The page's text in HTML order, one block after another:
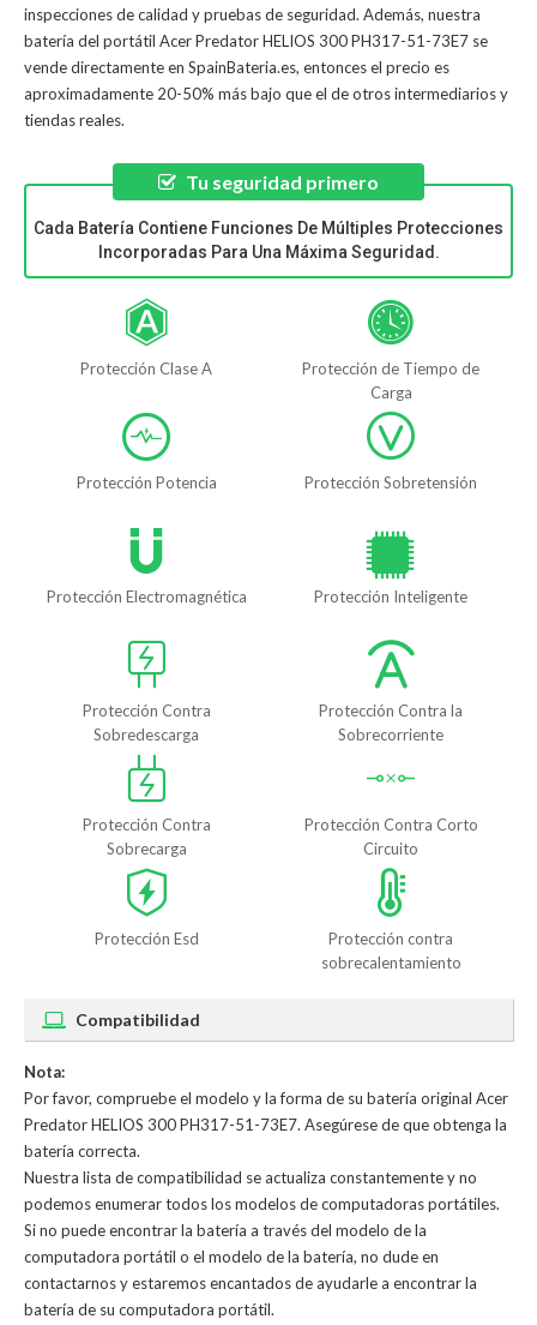
inspecciones de calidad y pruebas de seguridad. Además, nuestra
batería del portátil Acer Predator HELIOS 300 PH317-51-73E7 se
vende directamente en SpainBateria.es, entonces el precio es
aproximadamente 20-50% más bajo que el de otros intermediarios y
tiendas reales.
Tu seguridad primero
Cada Batería Contiene Funciones De Múltiples Protecciones
Incorporadas Para Una Máxima Seguridad.
Protección Clase A
Protección de Tiempo de
Carga
Protección Potencia Protección Sobretensión
Protección Electromagnética Protección Inteligente
Protección Contra
Sobredescarga
Protección Contra la
Sobrecorriente
Protección Contra
Sobrecarga
Protección Contra Corto
Circuito
Protección Esd
Protección contra
sobrecalentamiento
Compatibilidad
Nota:
Por favor, compruebe el modelo y la forma de su batería original Acer
Predator HELIOS 300 PH317-51-73E7. Asegúrese de que obtenga la
batería correcta.
Nuestra lista de compatibilidad se actualiza constantemente y no
podemos enumerar todos los modelos de computadoras portátiles.
Si no puede encontrar la batería a través del modelo de la
computadora portátil o el modelo de la batería, no dude en
contactarnos y estaremos encantados de ayudarle a encontrar la
batería de su computadora portátil.